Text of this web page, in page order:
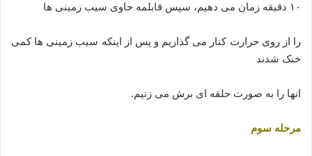
۱۰ دقیقه زمان می دهیم، سپس قابلمه حاوی سیب زمینی ها
را از روی حرارت کنار می گذاریم و پس از اینکه سیب زمینی ها کمی
خنک شدند
انها را به صورت حلقه ای برش می زنیم.
مرحله سوم